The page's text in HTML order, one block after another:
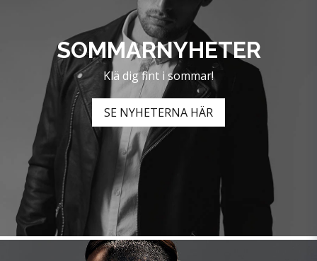
SOMMARNYHETER
Klä dig fint i sommar!
SE NYHETERNA HÄR